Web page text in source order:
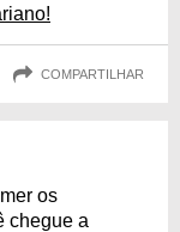
COMPARTILHAR
os
chegue a